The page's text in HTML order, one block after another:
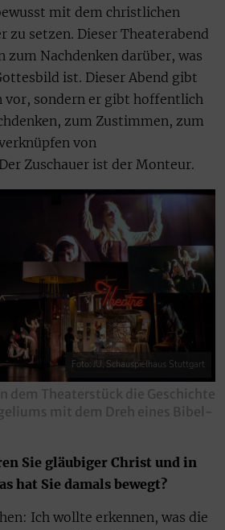
mit dem christlichen
zu setzen. Dieser Theaterabend
zum Nachdenken darüber, was
ist. Dieser Abend gibt
sondern er gibt hoffentlich
zum Zustimmen, zum
von
Zuschauer ist der Monteur.
Foto: JU, Schauspielhaus Stuttgart
dem Theaterstück die Geschichte
mit dem Dreh eines Bibel-
Sie gläubiger Christ und in
hat Sie damals bewegt?
Ich wollte erkennen, was die